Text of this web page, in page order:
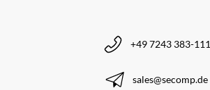
+49 7243 383-111
sales@secomp.de